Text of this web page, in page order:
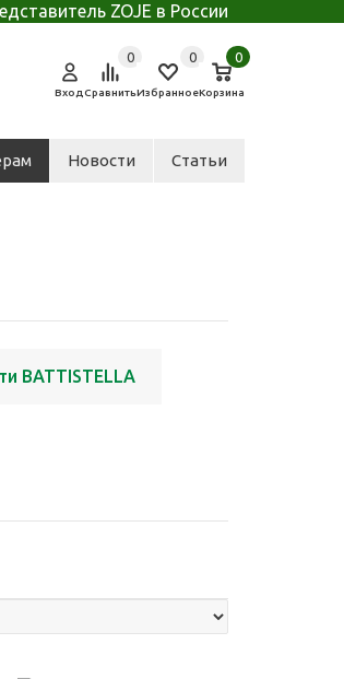
ZOJE в России
ВходСравнить
0
Избранное
0
Корзина
0
Новости Статьи
BATTISTELLA